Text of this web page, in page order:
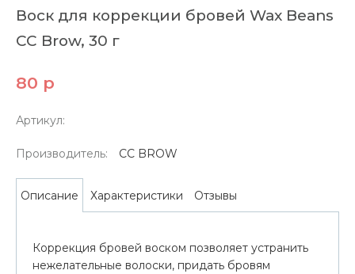
Воск для коррекции бровей Wax Beans
CC Brow, 30 г
80 р
Артикул:
Производитель: CC BROW
Описание Характеристики Отзывы
Коррекция бровей воском позволяет устранить
нежелательные волоски, придать бровям